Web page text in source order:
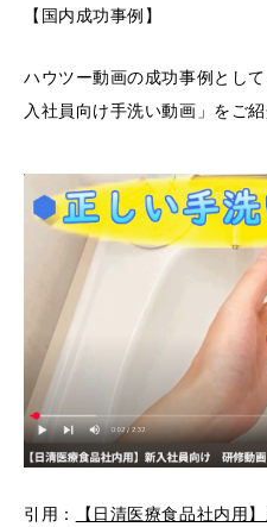
【国内成功事例】
ハウツー動画の成功事例とし
入社員向け手洗い動画」をご紹
引用： 【日清医療食品社内用